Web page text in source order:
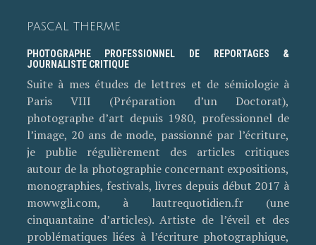
PASCAL THERME
PHOTOGRAPHE PROFESSIONNEL DE REPORTAGES &
JOURNALISTE CRITIQUE
Suite à mes études de lettres et de sémiologie à
Paris VIII (Préparation d’un Doctorat),
photographe d’art depuis 1980, professionnel de
l’image, 20 ans de mode, passionné par l’écriture,
je publie régulièrement des articles critiques
autour de la photographie concernant expositions,
monographies, festivals, livres depuis début 2017 à
mowwgli.com, à lautrequotidien.fr (une
cinquantaine d’articles). Artiste de l’éveil et des
problématiques liées à l’écriture photographique,